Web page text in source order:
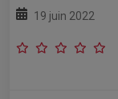
19 juin 2022